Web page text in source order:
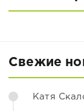
Свежие
Катя